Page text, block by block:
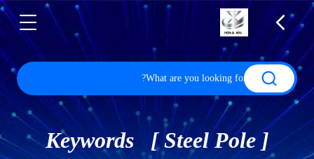
Keywords [ Steel Pole ]